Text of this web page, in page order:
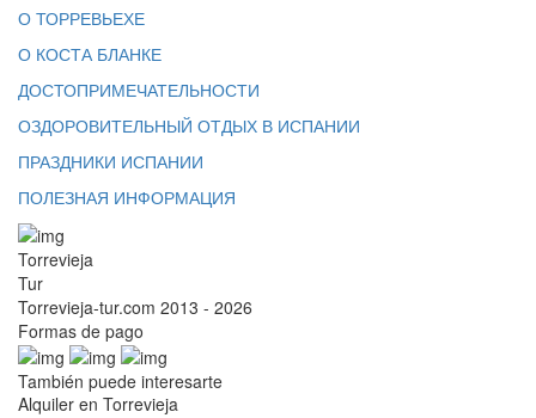
О ТОРРЕВЬЕХЕ
О КОСТА БЛАНКЕ
ДОСТОПРИМЕЧАТЕЛЬНОСТИ
ОЗДОРОВИТЕЛЬНЫЙ ОТДЫХ В ИСПАНИИ
ПРАЗДНИКИ ИСПАНИИ
ПОЛЕЗНАЯ ИНФОРМАЦИЯ
Torrevieja
Tur
Torrevieja-tur.com 2013 - 2026
Formas de pago
También puede interesarte
Alquiler en Torrevieja